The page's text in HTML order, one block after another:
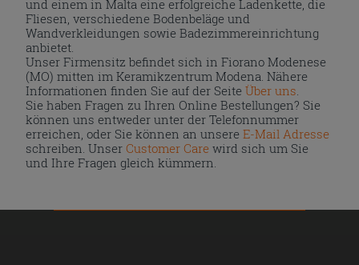
und einem in Malta eine erfolgreiche Ladenkette, die
Fliesen, verschiedene Bodenbeläge und
Wandverkleidungen sowie Badezimmereinrichtung
anbietet.
Unser Firmensitz befindet sich in Fiorano Modenese
(MO) mitten im Keramikzentrum Modena. Nähere
Informationen finden Sie auf der Seite Über uns
Sie haben Fragen zu Ihren Online Bestellungen? Sie
können uns entweder unter der Telefonnummer
erreichen, oder Sie können an unsereE-Mail Adresse
schreiben. UnserCustomer Care wird sich um Sie
und Ihre Fragen gleich kümmern.